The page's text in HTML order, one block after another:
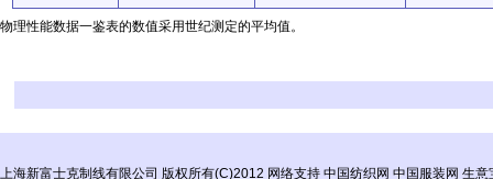
物理性能数据一鉴表的数值采用世纪测定的平均值。
上海新富士克制线有限公司 版权所有(C)2012 网络支持 中国纺织网 中国服装网 生意